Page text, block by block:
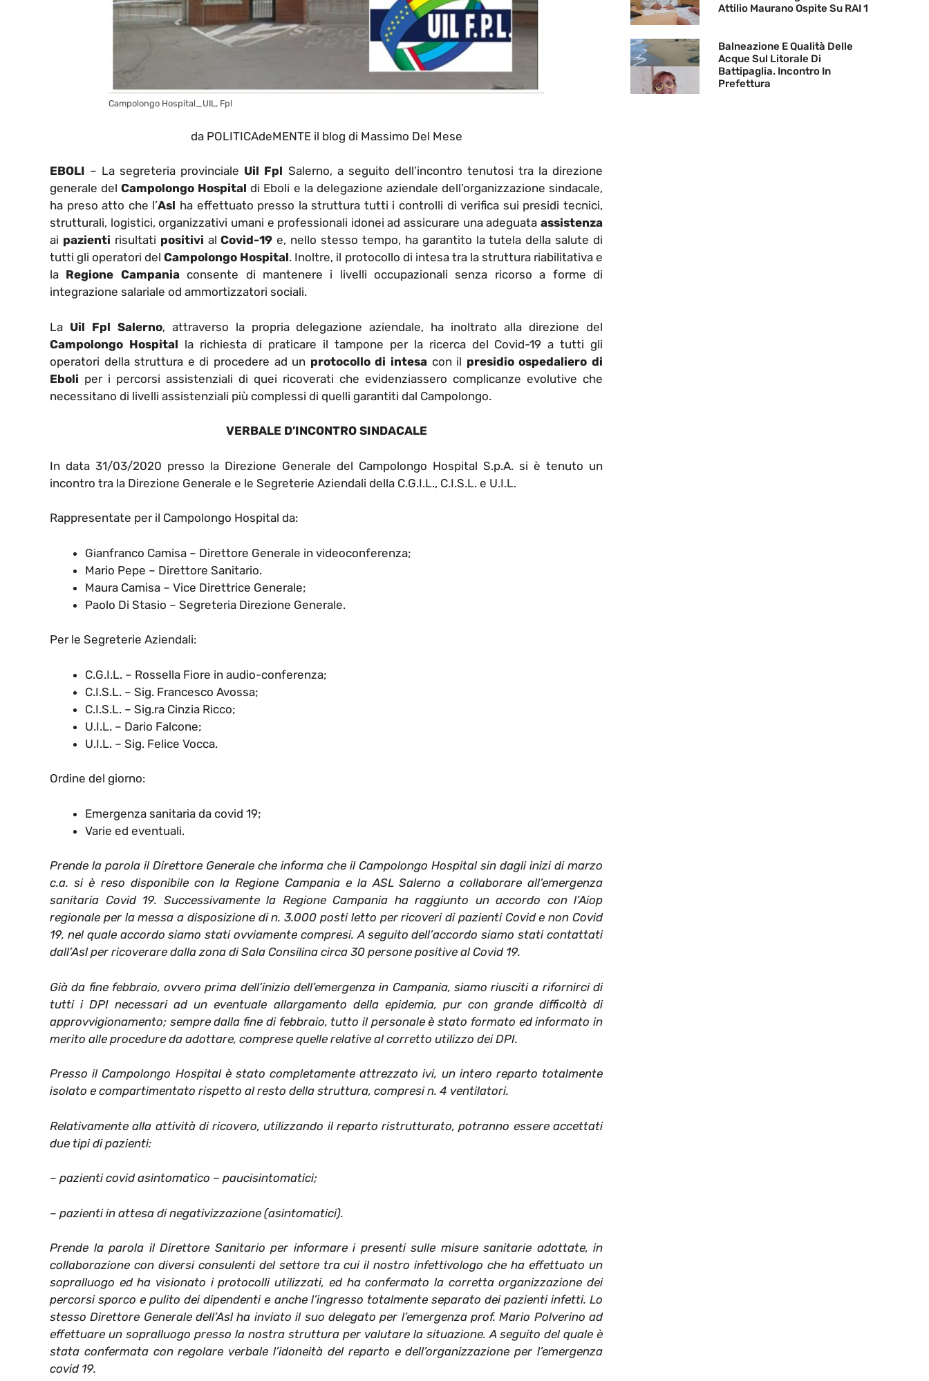
Campolongo Hospital_UIL, Fpl
da POLITICAdeMENTE il blog di Massimo Del Mese
EBOLI – La segreteria provinciale Uil Fpl Salerno, a seguito dell’incontro tenutosi tra la direzione
generale delCampolongo Hospital di Eboli e la delegazione aziendale dell’organizzazione sindacale,
ha preso atto che l’Asl ha effettuato presso la struttura tutti i controlli di verifica sui presidi tecnici,
strutturali, logistici, organizzativi umani e professionali idonei ad assicurare una adeguata assistenza
ai pazienti risultati positivi alCovid-19 e, nello stesso tempo, ha garantito la tutela della salute di
tutti gli operatori delCampolongo Hospital. Inoltre, il protocollo di intesa tra la struttura riabilitativa e
la Regione Campaniaconsente di mantenere i livelli occupazionali senza ricorso a forme di
integrazione salariale od ammortizzatori sociali.
La Uil Fpl Salerno, attraverso la propria delegazione aziendale, ha inoltrato alla direzione del
Campolongo Hospital la richiesta di praticare il tampone per la ricerca del Covid-19 a tutti gli
operatori della struttura e di procedere ad un protocollo di intesa con il presidio ospedaliero di
Eboli per i percorsi assistenziali di quei ricoverati che evidenziassero complicanze evolutive che
necessitano di livelli assistenziali più complessi di quelli garantiti dal Campolongo.
VERBALE D’INCONTRO SINDACALE
In data 31/03/2020 presso la Direzione Generale del Campolongo Hospital S.p.A. si è tenuto un
incontro tra la Direzione Generale e le Segreterie Aziendali della C.G.I.L., C.I.S.L. e U.I.L.
Rappresentate per il Campolongo Hospital da:
Gianfranco Camisa – Direttore Generale in videoconferenza;
Mario Pepe – Direttore Sanitario.
Maura Camisa – Vice Direttrice Generale;
Paolo Di Stasio – Segreteria Direzione Generale.
Per le Segreterie Aziendali:
C.G.I.L. – Rossella Fiore in audio-conferenza;
C.I.S.L. – Sig. Francesco Avossa;
C.I.S.L. – Sig.ra Cinzia Ricco;
U.I.L. – Dario Falcone;
U.I.L. – Sig. Felice Vocca.
Ordine del giorno:
Emergenza sanitaria da covid 19;
Varie ed eventuali.
Prende la parola il Direttore Generale che informa che il Campolongo Hospital sin dagli inizi di marzo
c.a. si è reso disponibile con la Regione Campania e la ASL Salerno a collaborare all’emergenza
sanitaria Covid 19. Successivamente la Regione Campania ha raggiunto un accordo con l’Aiop
regionale per la messa a disposizione di n. 3.000 posti letto per ricoveri di pazienti Covid e non Covid
19, nel quale accordo siamo stati ovviamente compresi. A seguito dell’accordo siamo stati contattati
dall’Asl per ricoverare dalla zona di Sala Consilina circa 30 persone positive al Covid 19.
Già da fine febbraio, ovvero prima dell’inizio dell’emergenza in Campania, siamo riusciti a rifornirci di
tutti i DPI necessari ad un eventuale allargamento della epidemia, pur con grande difficoltà di
approvvigionamento; sempre dalla fine di febbraio, tutto il personale è stato formato ed informato in
merito alle procedure da adottare, comprese quelle relative al corretto utilizzo dei DPI.
Presso il Campolongo Hospital è stato completamente attrezzato ivi, un intero reparto totalmente
isolato e compartimentato rispetto al resto della struttura, compresi n. 4 ventilatori.
Relativamente alla attività di ricovero, utilizzando il reparto ristrutturato, potranno essere accettati
due tipi di pazienti:
– pazienti covid asintomatico – paucisintomatici;
– pazienti in attesa di negativizzazione (asintomatici).
Prende la parola il Direttore Sanitario per informare i presenti sulle misure sanitarie adottate, in
collaborazione con diversi consulenti del settore tra cui il nostro infettivologo che ha effettuato un
sopralluogo ed ha visionato i protocolli utilizzati, ed ha confermato la corretta organizzazione dei
percorsi sporco e pulito dei dipendenti e anche l’ingresso totalmente separato dei pazienti infetti. Lo
stesso Direttore Generale dell’Asl ha inviato il suo delegato per l’emergenza prof. Mario Polverino ad
effettuare un sopralluogo presso la nostra struttura per valutare la situazione. A seguito del quale è
stata confermata con regolare verbale l’idoneità del reparto e dell’organizzazione per l’emergenza
covid 19.
Attilio Maurano Ospite Su RAI 1
Balneazione E Qualità Delle
Acque Sul Litorale Di
Battipaglia. Incontro In
Prefettura